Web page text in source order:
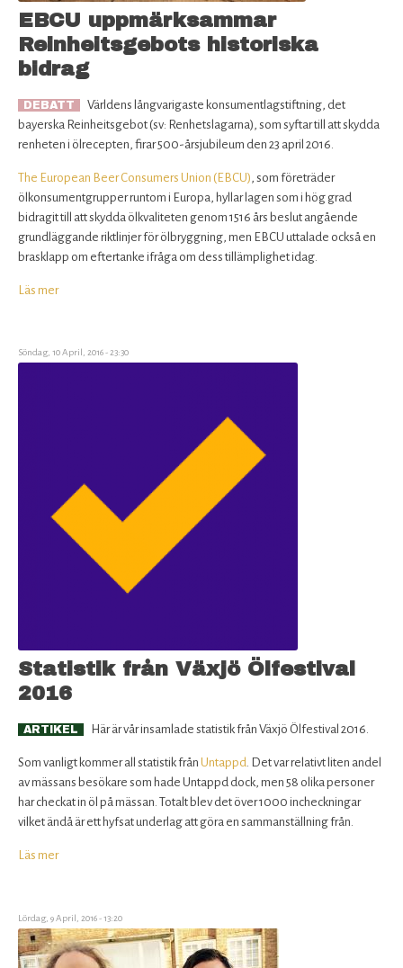
EBCU uppmärksammar
Reinheitsgebots historiska
bidrag
DEBATT
Världens långvarigaste konsumentlagstiftning, det
bayerska Reinheitsgebot (sv: Renhetslagarna), som syftar till att skydda
renheten i ölrecepten, firar 500-årsjubileum den 23 april 2016.
The European Beer Consumers Union (EBCU) , som företräder
ölkonsumentgrupper runtom i Europa, hyllar lagen som i hög grad
bidragit till att skydda ölkvaliteten genom 1516 års beslut angående
grundläggande riktlinjer för ölbryggning, men EBCU uttalade också en
brasklapp om eftertanke ifråga om dess tillämplighet idag.
Läs merom
Reinheitsgebots
Söndag, 10 April, 2016 - 23:30
Statistik från Växjö Ölfestival
2016
ARTIKEL Här är vår insamlade statistik från Växjö Ölfestival 2016.
Som vanligt kommer all statistik från Untappd. Det var relativt liten andel
av mässans besökare som hade Untappd dock, men 58 olika personer
har checkat in öl på mässan. Totalt blev det över 1000 incheckningar
vilket ändå är ett hyfsat underlag att göra en sammanställning från.
Läs merom
Växjö
Ölfestival
2016
Lördag, 9 April, 2016 - 13:20